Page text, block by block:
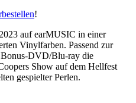
!
auf earMUSIC in einer
Vinylfarben. Passend zur
Bonus-DVD/Blu-ray die
Show auf dem Hellfest
gespielter Perlen.